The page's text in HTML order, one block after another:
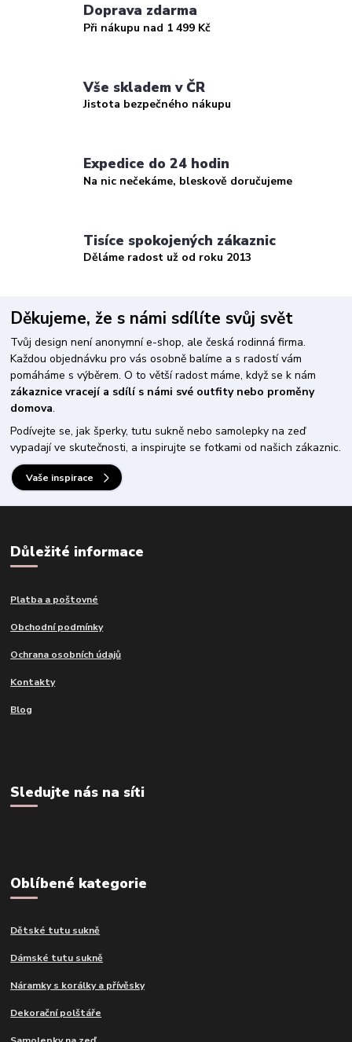
Doprava zdarma
Při nákupu nad 1 499 Kč
Vše skladem v ČR
Jistota bezpečného nákupu
Expedice do 24 hodin
Na nic nečekáme, bleskově doručujeme
Tisíce spokojených zákaznic
Děláme radost už od roku 2013
Děkujeme, že s námi sdílíte svůj svět
Tvůj design není anonymní e-shop, ale česká rodinná firma.
Každou objednávku pro vás osobně balíme a s radostí vám
pomáháme s výběrem. O to větší radost máme, když se k nám
zákaznice vracejí a sdílí s námi své outfity nebo proměny
domova.
Podívejte se, jak šperky, tutu sukně nebo samolepky na zeď
vypadají ve skutečnosti, a inspirujte se fotkami od našich zákaznic.
Vaše inspirace
Důležité informace
Platba a poštovné
Obchodní podmínky
Ochrana osobních údajů
Kontakty
Blog
Sledujte nás na síti
Oblíbené kategorie
Dětské tutu sukně
Dámské tutu sukně
Náramky s korálky a přívěsky
Dekorační polštáře